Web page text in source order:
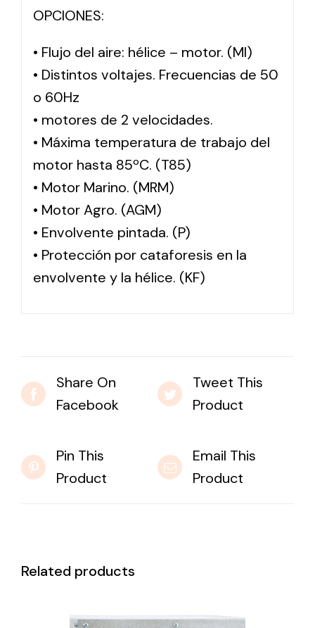
OPCIONES:
• Flujo del aire: hélice – motor. (MI)
• Distintos voltajes. Frecuencias de 50
o 60Hz
• motores de 2 velocidades.
• Máxima temperatura de trabajo del
motor hasta 85ºC. (T85)
• Motor Marino. (MRM)
• Motor Agro. (AGM)
• Envolvente pintada. (P)
• Protección por cataforesis en la
envolvente y la hélice. (KF)
Share On
Facebook
Tweet This
Product
Pin This
Product
Email This
Product
Related products